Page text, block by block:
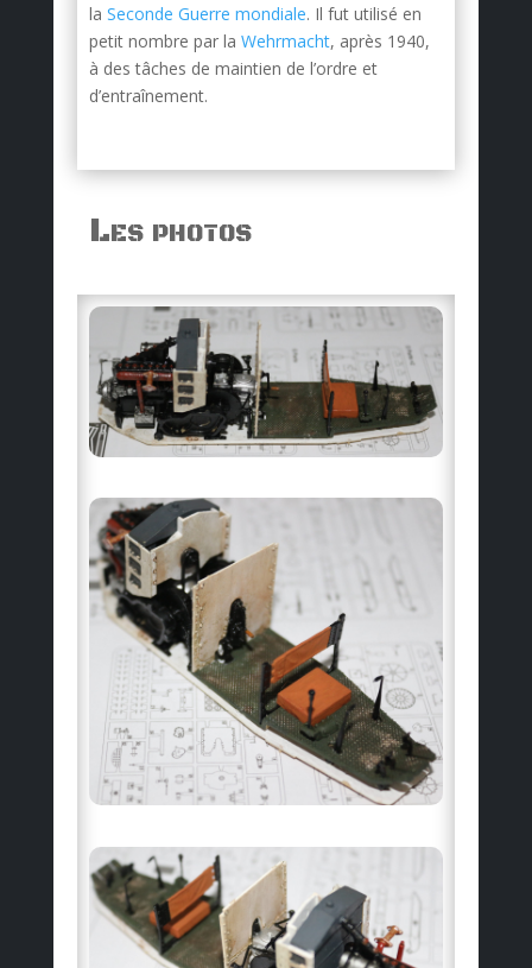
la Seconde Guerre mondiale. Il fut utilisé en
petit nombre par la Wehrmacht, après 1940,
à des tâches de maintien de l’ordre et
d’entraînement.
Les photos